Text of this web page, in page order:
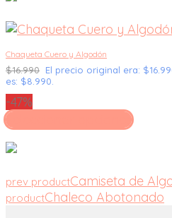
Chaqueta Cuero y Algodón
$16.990 El precio original era:
es: $8.990.
-47%
Seleccionar opciones
prev productCamiseta de
productChaleco Abotonado